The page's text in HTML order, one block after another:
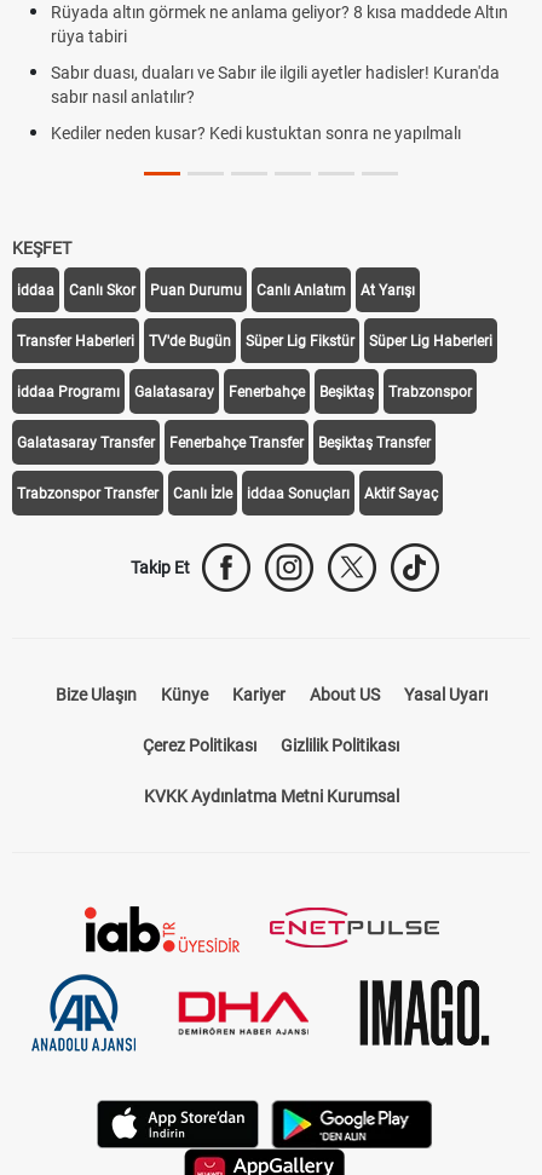
Cemre düştü mü? Kış cemresi ne zaman düşer? Cemre düştü ne
demek
Rüyada kedi görmek en anlama geliyor? Kedi rüya tabiri
Evde çilek reçeli nasıl yapılır? Kimsenin bilmediği farklı çilek reçeli
tarifi
KEŞFET
iddaa Canlı Skor Puan Durumu Canlı Anlatım At Yarışı
Transfer Haberleri TV'de Bugün Süper Lig Fikstür Süper Lig Haberleri
iddaa Programı Galatasaray Fenerbahçe Beşiktaş Trabzonspor
Galatasaray Transfer Fenerbahçe Transfer Beşiktaş Transfer
Trabzonspor Transfer Canlı İzle iddaa Sonuçları Aktif Sayaç
Takip Et
Bize Ulaşın Künye Kariyer About US Yasal Uyarı
Çerez Politikası Gizlilik Politikası
KVKK Aydınlatma Metni Kurumsal